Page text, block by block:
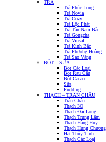
TRÀ
Trà Phúc Long
Trà Novia
Trà Cozy
Trà Lộc Phát
Trà Tân Nam Bắc
Trà Gongcha
Trà Vinsaf
Trà Kinh Bắc
Trà Phượng Hoàng
Trà Sao Vàng
BỘT – SỮA
Bột Các Loại
Bột Rau Câu
Bột Cacao
Sữa
Pudding
THẠCH – TRÂN CHÂU
Trân Châu
Thạch 3Q
Thạch Đại Long
Thạch Trung Lâm
Thạch Hàng Huy
Thạch Hùng Chương
Hạt Thủy Tinh
Thạch Các Loại